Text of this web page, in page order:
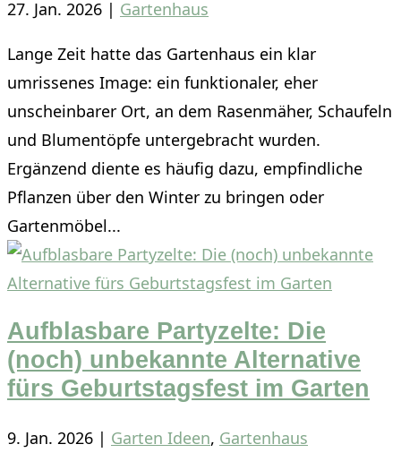
27. Jan. 2026 | Gartenhaus
Lange Zeit hatte das Gartenhaus ein klar
umrissenes Image: ein funktionaler, eher
unscheinbarer Ort, an dem Rasenmäher, Schaufeln
und Blumentöpfe untergebracht wurden.
Ergänzend diente es häufig dazu, empfindliche
Pflanzen über den Winter zu bringen oder
Gartenmöbel...
Aufblasbare Partyzelte: Die
(noch) unbekannte Alternative
fürs Geburtstagsfest im Garten
9. Jan. 2026 | Garten Ideen, Gartenhaus